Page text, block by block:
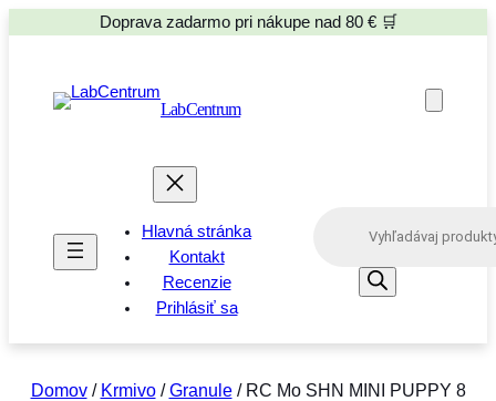
Doprava zadarmo pri nákupe nad 80 € 🛒
LabCentrum
Hlavná stránka
Kontakt
Recenzie
Prihlásiť sa
s
e
Domov/ Krmivo/Granule/ RC Mo SHN MINI PUPPY 8